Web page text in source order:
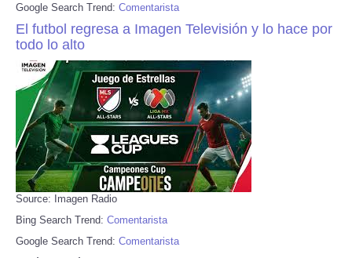
Google Search Trend: Comentarista
El futbol regresa a Imagen Televisión y lo hace por
todo lo alto
Source: Imagen Radio
Bing Search Trend: Comentarista
Google Search Trend: Comentarista